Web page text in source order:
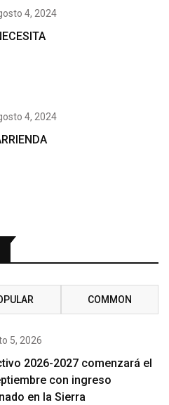
4, 2024
4, 2024
COMMON
5, 2026
2026-2027 comenzará el
con ingreso
en la Sierra